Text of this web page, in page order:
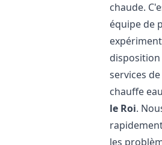
chaude.
équipe de
services
chauffe
le Roi.
les